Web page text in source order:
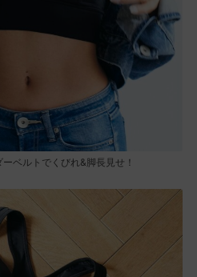
ベルトでくびれ&脚長見せ！